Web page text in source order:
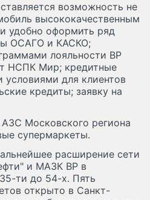
возможность не
высококачественным
удобно оформить ряд
ОСАГО и КАСКО;
лояльности BP
НСПК Мир; кредитные
для клиентов
кредиты; заявку на
Московского региона
супермаркеты.
расширение сети
и МАЗК BP в
ти до 54-х. Пять
открыто в Санкт-